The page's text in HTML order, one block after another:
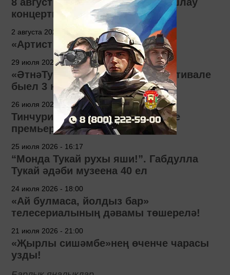
8 август Зуля Камаловага багышлау
концерты узачак
2 августа 2026 - 10:55
«Артист сүзе» сәхифәсе
29 июля 2026 - 12:00
«ӘтнәТуй» фольклор-этник фестивале
быел 3 нче тапкыр узачак
26 июля 2026 - 11:09
Тинчурин театры «Лу» спектакле
премьерасына әзерләнә
25 июля 2026 - 16:17
“Монда Тукай рухы яши!”. Габдулла
Тукай әдәби музеена 40 ел
24 июля 2026 - 18:00
«Ай булмаса, йолдыз бар»
телесериалының дәвамы төшерелә!
21 июля 2026 - 21:00
«Җырлы сишәмбе»нең өченче чарасы
узды!